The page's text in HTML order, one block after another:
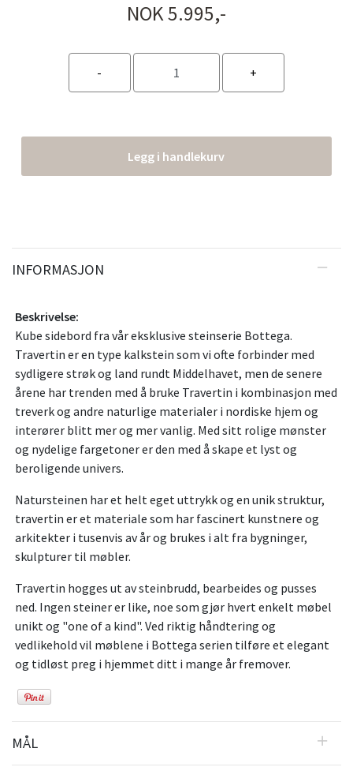
NOK 5.995,-
Legg i handlekurv
INFORMASJON
Beskrivelse:
Kube sidebord fra vår eksklusive steinserie Bottega.
Travertin er en type kalkstein som vi ofte forbinder med
sydligere strøk og land rundt Middelhavet, men de senere
årene har trenden med å bruke Travertin i kombinasjon med
treverk og andre naturlige materialer i nordiske hjem og
interører blitt mer og mer vanlig. Med sitt rolige mønster
og nydelige fargetoner er den med å skape et lyst og
beroligende univers.
Natursteinen har et helt eget uttrykk og en unik struktur,
travertin er et materiale som har fascinert kunstnere og
arkitekter i tusenvis av år og brukes i alt fra bygninger,
skulpturer til møbler.
Travertin hogges ut av steinbrudd, bearbeides og pusses
ned. Ingen steiner er like, noe som gjør hvert enkelt møbel
unikt og "one of a kind". Ved riktig håndtering og
vedlikehold vil møblene i Bottega serien tilføre et elegant
og tidløst preg i hjemmet ditt i mange år fremover.
MÅL